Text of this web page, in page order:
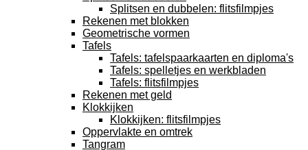
Splitsen en dubbelen: flitsfilmpjes
Rekenen met blokken
Geometrische vormen
Tafels
Tafels: tafelspaarkaarten en diploma's
Tafels: spelletjes en werkbladen
Tafels: flitsfilmpjes
Rekenen met geld
Klokkijken
Klokkijken: flitsfilmpjes
Oppervlakte en omtrek
Tangram